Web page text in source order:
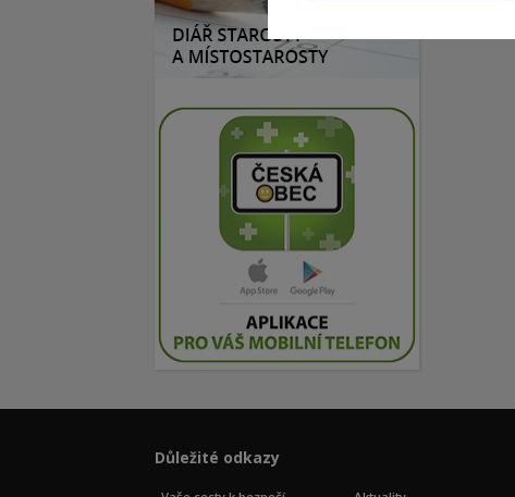
Důležité odkazy